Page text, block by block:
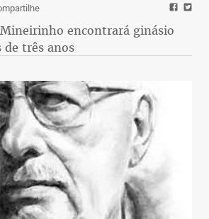
encontrará ginásio
de três anos